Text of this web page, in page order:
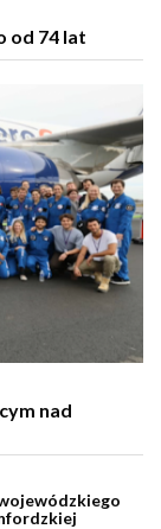
od 74 lat
nad